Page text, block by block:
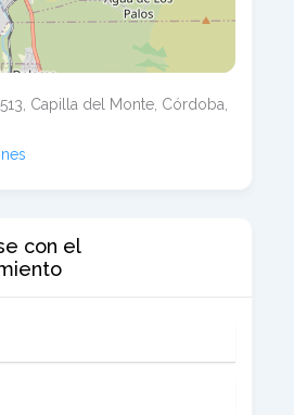
Capilla del Monte, Córdoba,
con el